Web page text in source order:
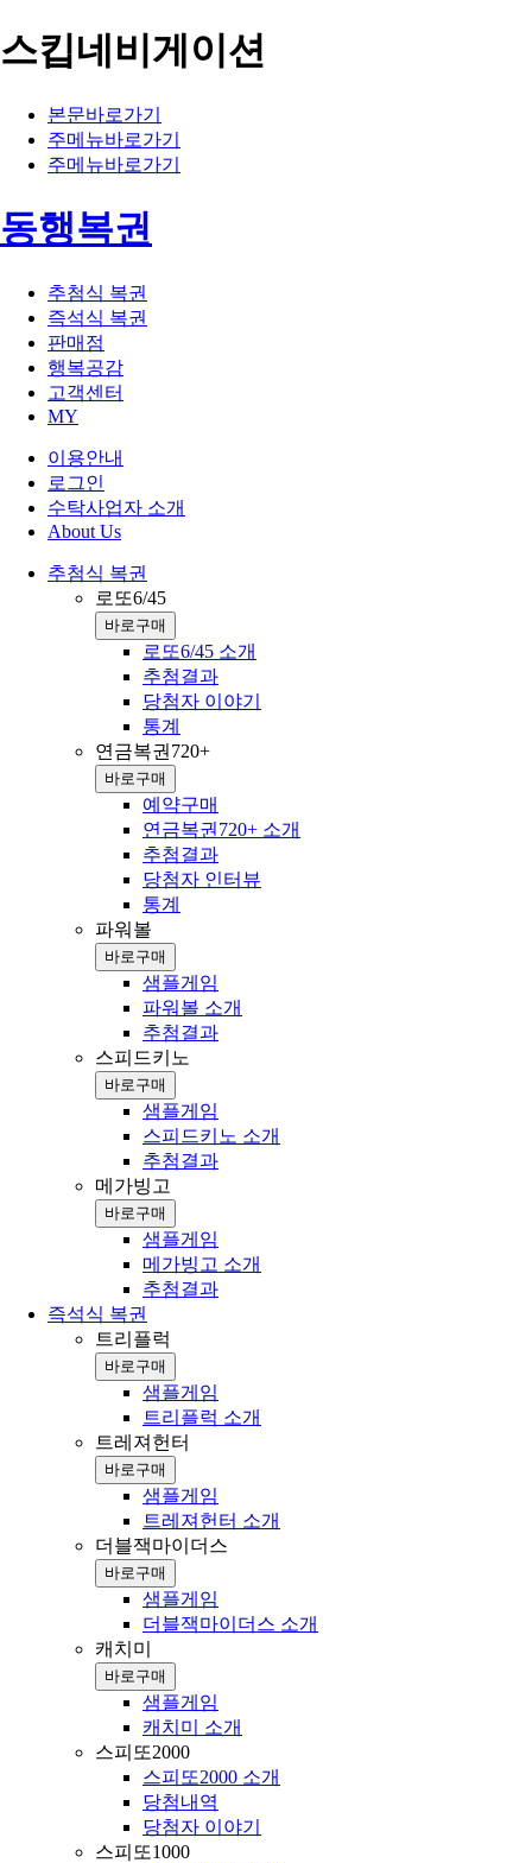
스킵네비게이션
본문바로가기
주메뉴바로가기
주메뉴바로가기
동행복권
추첨식 복권
즉석식 복권
판매점
행복공감
고객센터
MY
이용안내
로그인
수탁사업자 소개
About Us
추첨식 복권
로또6/45
바로구매
로또6/45 소개
추첨결과
당첨자 이야기
통계
연금복권720+
바로구매
예약구매
연금복권720+ 소개
추첨결과
당첨자 인터뷰
통계
파워볼
바로구매
샘플게임
파워볼 소개
추첨결과
스피드키노
바로구매
샘플게임
스피드키노 소개
추첨결과
메가빙고
바로구매
샘플게임
메가빙고 소개
추첨결과
즉석식 복권
트리플럭
바로구매
샘플게임
트리플럭 소개
트레져헌터
바로구매
샘플게임
트레져헌터 소개
더블잭마이더스
바로구매
샘플게임
더블잭마이더스 소개
캐치미
바로구매
샘플게임
캐치미 소개
스피또2000
스피또2000 소개
당첨내역
당첨자 이야기
스피또1000